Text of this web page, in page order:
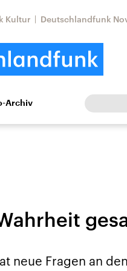
Kultur Deutschlandfunk
Europa
Aktuelle Lage und
Archiv
neue Fragen an den